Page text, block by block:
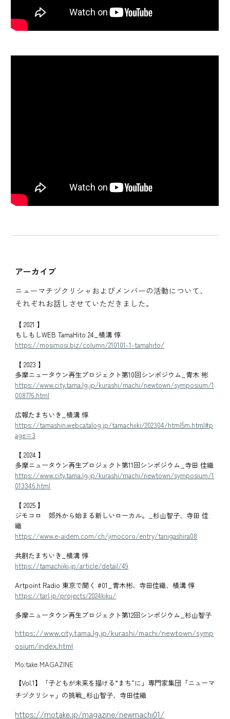
アーカイブ
ニューマチヅクリシャおよびメンバーの活動について、
それぞれお話しさせていただきました。
【 2021 】
もしもしWEB TamaHito 24_横溝 惇
https://mosimosi.biz/column/210101-1-tamahito/
【 2023 】
多摩ニュータウン再生プロジェクト第10回シンポジウム_青木 彬
https://www.city.tama.lg.jp/kurashi/machi/newtown/symposium/1
008776.html
広報たまちいき_横溝 惇
https://tamashin.webcatalog.jp/tamachiiki/202304/html5m.html#p
age=3
【 2024 】
多摩ニュータウン再生プロジェクト第11回シンポジウム_寺田 佳織
https://www.city.tama.lg.jp/kurashi/machi/newtown/symposium/1
013346.html
【 2025 】
ジモコロ 郊外から始まる新しいローカル。_杉山智子、寺田 佳
織
https://www.e-aidem.com/ch/jimocoro/entry/tanigashira08
共創たまちいき_横溝 惇
https://tamachiiki.jp/article/detail/49
Artpoint Radio 東京で聞く #01_青木彬、寺田佳織、横溝 惇
https://tarl.jp/projects/2024kiku/
多摩ニュータウン再生プロジェクト第12回シンポジウム_杉山智子
https://www.city.tama.lg.jp/kurashi/machi/newtown/symp
osium/index.html
Mo:take MAGAZINE
【Vol.1】「子どもが未来を描ける“まち”に」専門家集団「ニューマ
チヅクリシャ」の挑戦_杉山智子、寺田佳織
https://motake.jp/magazine/newmachi01/